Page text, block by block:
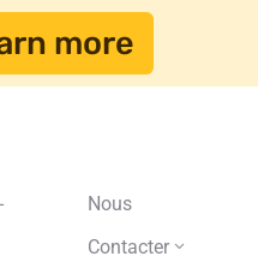
Nous
Contacter
more